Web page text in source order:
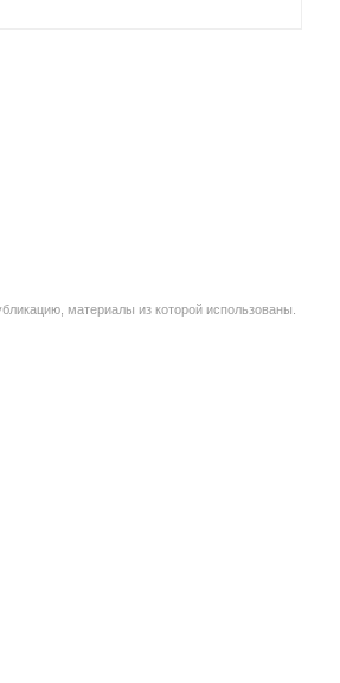
материалы из которой использованы.